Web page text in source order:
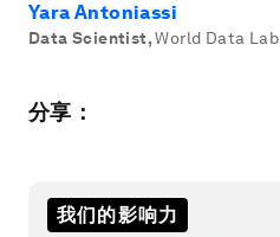
Yara Antoniassi
Data Scientist, World Data Lab
分享：
我们的影响力